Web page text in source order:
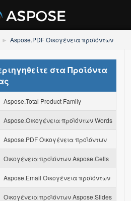
Aspose.PDF Οικογένεια προϊόντων
στα Προϊόντα
Aspose.Total Product Family
Aspose.Οικογένεια προϊόντων Words
Aspose.PDF Οικογένεια προϊόντων
Οικογένεια προϊόντων Aspose.Cells
Aspose.Email Οικογένεια προϊόντων
Οικογένεια προϊόντων Aspose.Slides